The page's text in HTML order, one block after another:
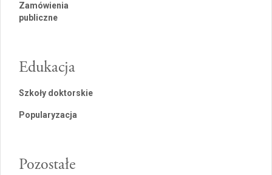
Zamówienia
publiczne
Edukacja
Szkoły doktorskie
Popularyzacja
Pozostałe